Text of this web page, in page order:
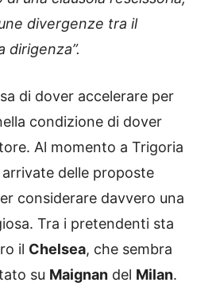
divergenze tra il
dirigenza”.
sa di dover accelerare per
condizione di dover
Al momento a Trigoria
delle proposte
considerare davvero una
Tra i pretendenti sta
il Chelsea, che sembra
su Maignan del Milan.